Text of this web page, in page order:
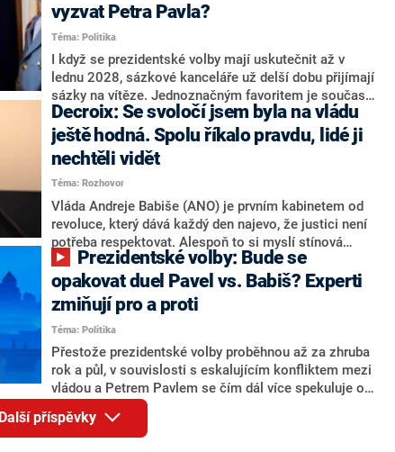
například senátora Zdeňka Hrabu, který je dnes
součástí klubu ODS a TOP 09. Hraba to na dotaz
redakce nevyloučil. Předseda klubu senátorů ODS
Zdeněk Nytra redakci řekl, že počítá s odchodem
některých senátorů z klubu a že Naše Česko není
nepřítel, ale soupeř.
vyzvat Petra Pavla?
Téma: Politika
I když se prezidentské volby mají uskutečnit až v
lednu 2028, sázkové kanceláře už delší dobu přijímají
sázky na vítěze. Jednoznačným favoritem je současná
hlava státu Petr Pavel. Daleko za ním pak bookmakeři
zmiňují dva výrazné politiky ANO, tedy premiéra
Andreje Babiše a ministra průmyslu Karla Havlíčka.
Oblíbeným tipem samotných sázkařů je poslanec za
Motoristy Filip Turek. Politolog Jan Kubáček nicméně
o případné kandidatuře kohokoliv ze zmíněné trojice
značně pochybuje. Podle něj současná koalice dosud
nemá osobu, která by Pavlovi mohla konkurovat.
Decroix: Se svoločí jsem byla na vládu
ještě hodná. Spolu říkalo pravdu, lidé ji
nechtěli vidět
Téma: Rozhovor
Vláda Andreje Babiše (ANO) je prvním kabinetem od
revoluce, který dává každý den najevo, že justici není
potřeba respektovat. Alespoň to si myslí stínová
ministryně spravedlnosti ODS Eva Decroix. V
rozhovoru pro CNN Prima NEWS si nebrala servítky
ohledně politického výkonu svého nástupce Jeronýma
Tejce (za ANO) či vládní zmocněnkyně pro lidská
práva Taťány Malé (ANO). Označením „svoloč“ na
adresu vlády prý byla ještě hodná. Decroix se také
vrátila k volební porážce koalice Spolu či promluvila o
hnutí Naše Česko Martina Kuby.
opakovat duel Pavel vs. Babiš? Experti
zmiňují pro a proti
Téma: Politika
Přestože prezidentské volby proběhnou až za zhruba
rok a půl, v souvislosti s eskalujícím konfliktem mezi
vládou a Petrem Pavlem se čím dál více spekuluje o
tom, koho by do bitvy o Hrad mohla vyslat současná
koalice. Někteří političtí komentátoři znovu vytahují
jméno premiéra Andreje Babiše (ANO). Jak moc je
Další příspěvky